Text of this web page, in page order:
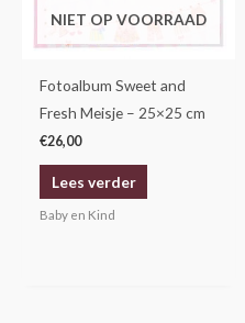
NIET OP VOORRAAD
Fotoalbum Sweet and
Fresh Meisje – 25×25 cm
€26,00
Lees verder
Baby en Kind